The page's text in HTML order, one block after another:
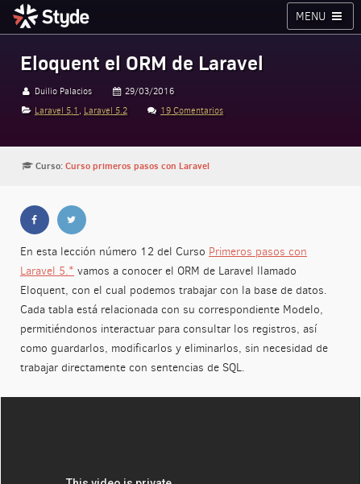
MENU
Eloquent el ORM de Laravel
Duilio Palacios
29/03/2016
Laravel 5.1 , Laravel 5.2 19 Comentarios
Curso:Curso primeros pasos con Laravel
En esta lección número 12 del Curso Primeros pasos con
Laravel 5.* vamos a conocer el ORM de Laravel llamado
Eloquent, con el cual podemos trabajar con la base de datos.
Cada tabla está relacionada con su correspondiente Modelo,
permitiéndonos interactuar para consultar los registros, así
como guardarlos, modificarlos y eliminarlos, sin necesidad de
trabajar directamente con sentencias de SQL.